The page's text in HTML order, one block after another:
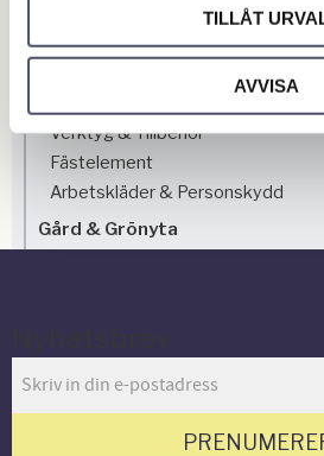
TILLÅT
AVVISA
Lyft- & Pallhantering
Verktyg & Tillbehör
Fästelement
Arbetskläder & Personskydd
Gård & Grönyta